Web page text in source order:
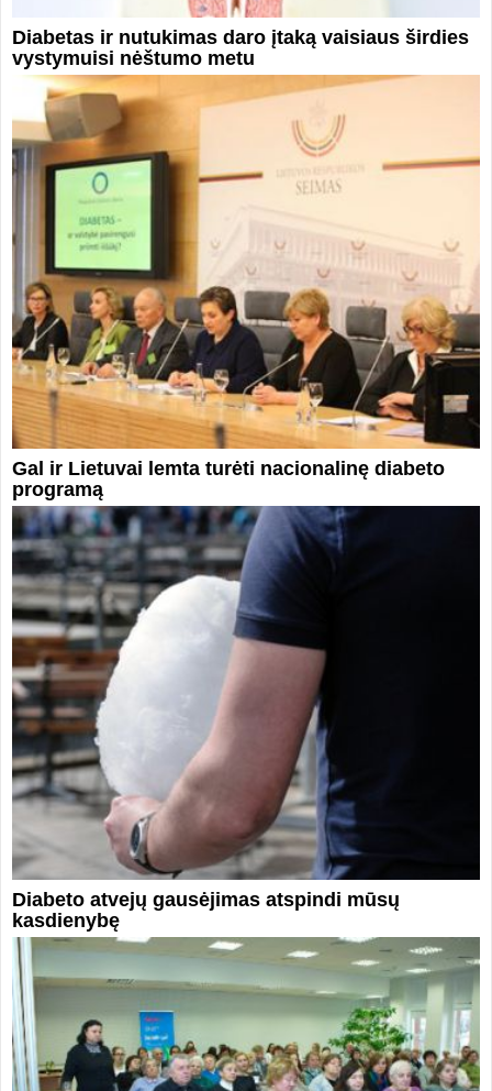
Diabetas ir nutukimas daro įtaką vaisiaus širdies
vystymuisi nėštumo metu
Gal ir Lietuvai lemta turėti nacionalinę diabeto
programą
Diabeto atvejų gausėjimas atspindi mūsų
kasdienybę